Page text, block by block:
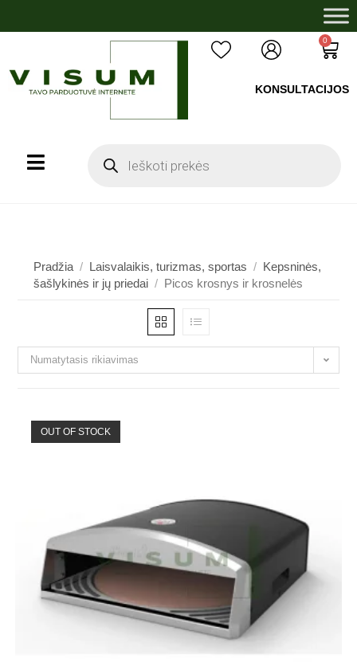
0
KONSULTACIJOS
Pradžia / Laisvalaikis, turizmas, sportas / Kepsninės,
šašlykinės ir jų priedai / Picos krosnys ir krosnelės
Numatytasis rikiavimas
OUT OF STOCK